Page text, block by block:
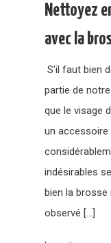
Nettoyez
avec la
S’il faut bien
partie de
que le visage
un accessoire
indésirables
bien la
observé […]